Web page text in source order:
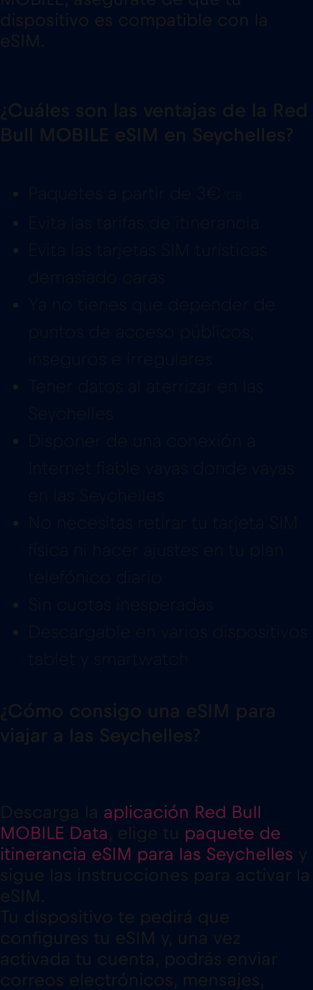
dispositivo es compatible con la
eSIM.
¿Cuáles son las ventajas de la Red
Bull MOBILE eSIM en Seychelles?
Paquetes a partir de 3€
Evita las tarifas de itinerancia
Evita las tarjetas SIM turísticas
demasiado caras
Ya no tienes que depender de
puntos de acceso públicos,
inseguros e irregulares
Tener datos al aterrizar en las
Seychelles
Disponer de una conexión a
Internet fiable vayas donde vayas
en las Seychelles
No necesitas retirar tu tarjeta SIM
física ni hacer ajustes en tu plan
telefónico diario
Sin cuotas inesperadas
Descargable en varios dispositivos
tablet y smartwatch
¿Cómo consigo una eSIM para
viajar a las Seychelles?
Descarga la aplicación Red Bull
MOBILE Data, elige tu paquete de
itinerancia eSIM para las Seychelles y
sigue las instrucciones para activar la
eSIM.
Tu dispositivo te pedirá que
configures tu eSIM y, una vez
activada tu cuenta, podrás enviar
correos electrónicos, mensajes,